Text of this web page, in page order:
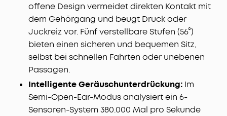
offene Design vermeidet direkten Kontakt mit
dem Gehörgang und beugt Druck oder
Juckreiz vor. Fünf verstellbare Stufen (56°)
bieten einen sicheren und bequemen Sitz,
selbst bei schnellen Fahrten oder unebenen
Passagen.
Intelligente Geräuschunterdrückung: Im
Semi-Open-Ear-Modus analysiert ein 6-
Sensoren-System 380.000 Mal pro Sekunde